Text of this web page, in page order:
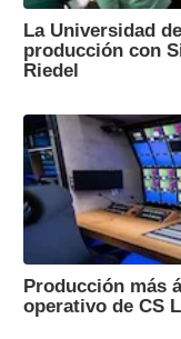
La Universidad
producción con
Riedel
Producción más
operativo de CS